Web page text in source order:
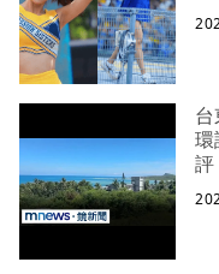
環